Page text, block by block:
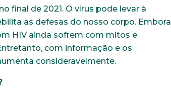
final de 2021. O vírus pode levar à
as defesas do nosso corpo. Embora
HIV ainda sofrem com mitos e
com informação e os
consideravelmente.